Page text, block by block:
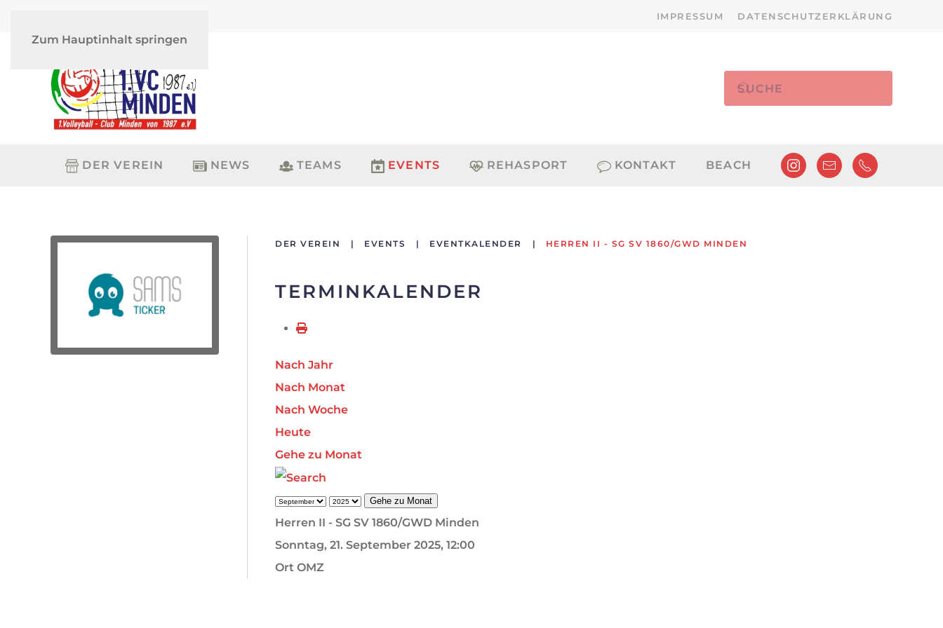
Zum Hauptinhalt springen
IMPRESSUM DATENSCHUTZERKLÄRUNG
DER VEREIN NEWS TEAMS EVENTS REHASPORT KONTAKT BEACH
DER VEREIN EVENTS EVENTKALENDER HERREN II - SG SV 1860/GWD MINDEN
TERMINKALENDER
Nach Jahr
Nach Monat
Nach Woche
Heute
Gehe zu Monat
Gehe zu Monat
Herren II - SG SV 1860/GWD Minden
Sonntag, 21. September 2025, 12:00
Ort OMZ